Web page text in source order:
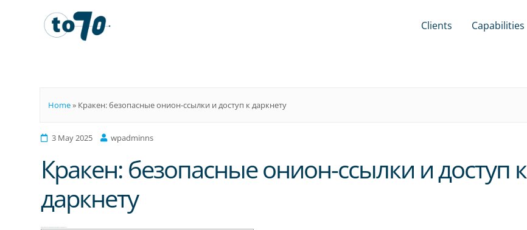
Clients Capabilities
Home» Кракен: безопасные онион-ссылки и доступ к даркнету
3 May 2025 wpadminns
Кракен: безопасные онион-ссылки и доступ к
даркнету